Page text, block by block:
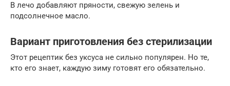
В лечо добавляют пряности, свежую зелень и
подсолнечное масло.
Вариант приготовления без стерилизации
Этот рецептик без уксуса не сильно популярен. Но те,
кто его знает, каждую зиму готовят его обязательно.